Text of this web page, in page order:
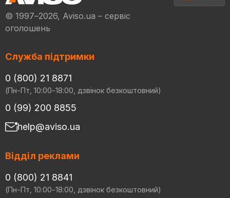
© 1997–2026, Aviso.ua – сервіс
оголошень
Служба підтримки
0 (800) 21 8871
(Пн-Пт, 10:00-18:00, дзвінок безкоштовний)
0 (99) 200 8855
help@aviso.ua
Відділ реклами
0 (800) 21 8841
(Пн-Пт, 10:00-18:00, дзвінок безкоштовний)